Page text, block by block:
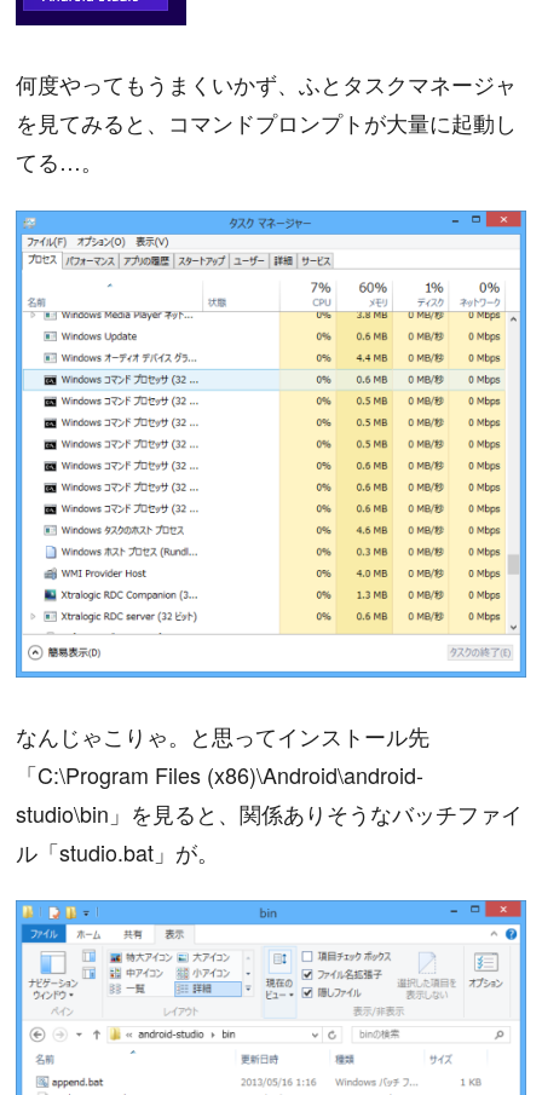
何度やってもうまくいかず、ふとタスクマネージャ
を見てみると、コマンドプロンプトが大量に起動し
てる…。
なんじゃこりゃ。と思ってインストール先
「C:\Program Files (x86)\Android\android-
studio\bin」を見ると、関係ありそうなバッチファイ
ル「studio.bat」が。